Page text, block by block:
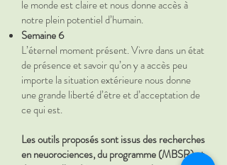
le monde est claire et nous donne accès à
notre plein potentiel d’humain.
Semaine 6
L’éternel moment présent. Vivre dans un état
de présence et savoir qu’on y a accès peu
importe la situation extérieure nous donne
une grande liberté d’être et d’acceptation de
ce qui est.
Les outils proposés sont issus des recherches
en neuorociences, du programme (MBSR) et